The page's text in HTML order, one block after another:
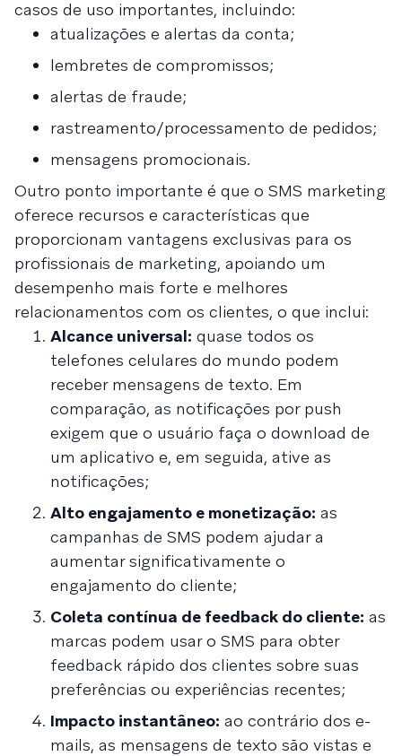
casos de uso importantes, incluindo:
atualizações e alertas da conta;
lembretes de compromissos;
alertas de fraude;
rastreamento/processamento de pedidos;
mensagens promocionais.
Outro ponto importante é que o SMS marketing
oferece recursos e características que
proporcionam vantagens exclusivas para os
profissionais de marketing, apoiando um
desempenho mais forte e melhores
relacionamentos com os clientes, o que inclui:
Alcance universal: quase todos os
telefones celulares do mundo podem
receber mensagens de texto. Em
comparação, as notificações por push
exigem que o usuário faça o download de
um aplicativo e, em seguida, ative as
notificações;
Alto engajamento e monetização: as
campanhas de SMS podem ajudar a
aumentar significativamente o
engajamento do cliente;
Coleta contínua de feedback do cliente: as
marcas podem usar o SMS para obter
feedback rápido dos clientes sobre suas
preferências ou experiências recentes;
Impacto instantâneo: ao contrário dos e-
mails, as mensagens de texto são vistas e